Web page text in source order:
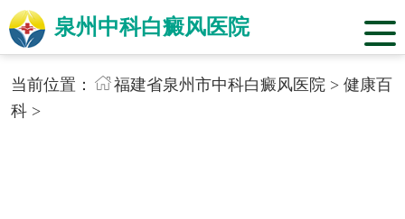
泉州中科白癜风医院
当前位置： 福建省泉州市中科白癜风医院> 健康百
科>